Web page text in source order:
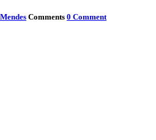
Comments 0 Comment